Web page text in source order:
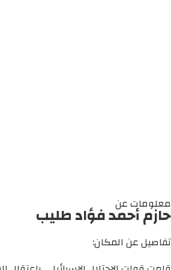
معلومات عن
حازم أحمد فؤاد طليب
تفاصيل عن المكان: